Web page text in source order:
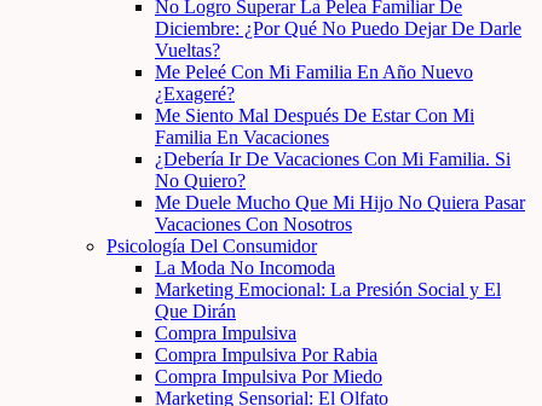
No Logro Superar La Pelea Familiar De
Diciembre: ¿Por Qué No Puedo Dejar De Darle
Vueltas?
Me Peleé Con Mi Familia En Año Nuevo
¿Exageré?
Me Siento Mal Después De Estar Con Mi
Familia En Vacaciones
¿Debería Ir De Vacaciones Con Mi Familia. Si
No Quiero?
Me Duele Mucho Que Mi Hijo No Quiera Pasar
Vacaciones Con Nosotros
Psicología Del Consumidor
La Moda No Incomoda
Marketing Emocional: La Presión Social y El
Que Dirán
Compra Impulsiva
Compra Impulsiva Por Rabia
Compra Impulsiva Por Miedo
Marketing Sensorial: El Olfato